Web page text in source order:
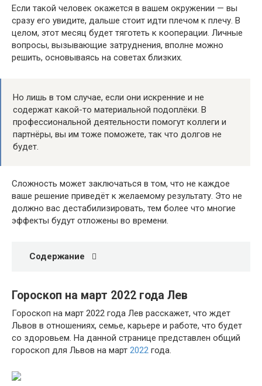
Если такой человек окажется в вашем окружении — вы
сразу его увидите, дальше стоит идти плечом к плечу. В
целом, этот месяц будет тяготеть к кооперации. Личные
вопросы, вызывающие затруднения, вполне можно
решить, основываясь на советах близких.
Но лишь в том случае, если они искренние и не
содержат какой-то материальной подоплёки. В
профессиональной деятельности помогут коллеги и
партнёры, вы им тоже поможете, так что долгов не
будет.
Сложность может заключаться в том, что не каждое
ваше решение приведёт к желаемому результату. Это не
должно вас дестабилизировать, тем более что многие
эффекты будут отложены во времени.
Содержание
Гороскоп на март 2022 года Лев
Гороскоп на март 2022 года Лев расскажет, что ждет
Львов в отношениях, семье, карьере и работе, что будет
со здоровьем. На данной странице представлен общий
гороскоп для Львов на март 2022 года.